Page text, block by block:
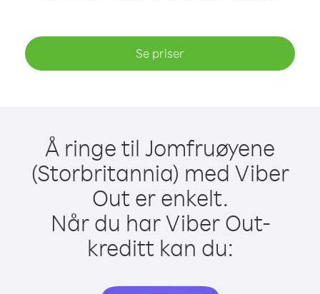
Se priser
Å ringe til Jomfruøyene
(Storbritannia) med Viber
Out er enkelt.
Når du har Viber Out-
kreditt kan du: